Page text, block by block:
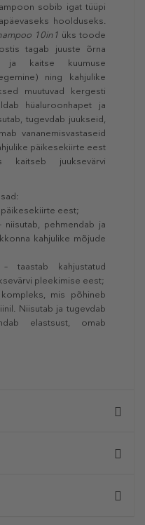
sobib igat tüüpi
hoolduseks.
10in1 üks toode
tagab juuste õrna
ja kaitse kuumuse
ning kahjulike
muutuvad kergesti
hüaluroonhapet ja
tugevdab juukseid,
vananemisvastaseid
päikesekiirte eest
kaitseb juuksevärvi
päikesekiirte eest;
niisutab, pehmendab ja
kahjulike mõjude
taastab kahjustatud
pleekimise eest;
mis põhineb
Niisutab ja tugevdab
elastsust, omab